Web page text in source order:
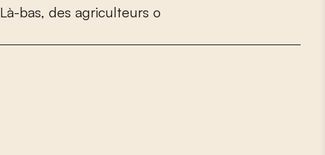
Là-bas, des agriculteurs o